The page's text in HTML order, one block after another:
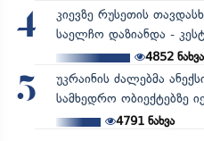
4
კიევზე რუსეთის
საელჩო დაზიანდა -
4852ნახვა
5
უკრაინის ძალებმა
სამხედრო ობიექტებზე
4791ნახვა